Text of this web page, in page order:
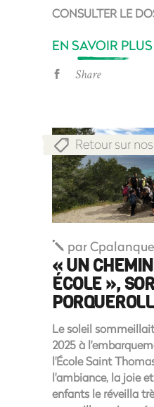
CONSULTER LE
EN SAVOIR PLUS
Share
Retour sur
parCpalanque
« UN
ÉCOLE »,
Le soleil
2025 à
l'École Saint
l'ambiance, la joie
enfants le réveilla